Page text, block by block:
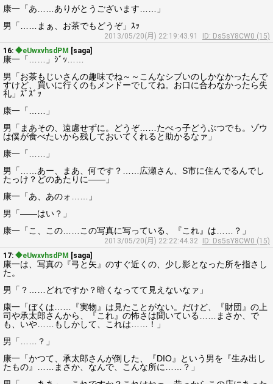
康一「あ……ありがとうございます……」
男「……まぁ、お茶でもどうぞ」ｽｯ
2013/05/20(月) 22:19:43.91
ID: Ds5sY8CW0 (15)
16: ◆eUwxvhsdPM [saga]
康一「……」ｼﾞｯ……
男「お茶もじいさんの趣味でね～～こんなシブいのしかなかったんで
すけど、買いに行くのもメンドーでしてね。お口に合わなかったら失
礼」ｽﾞｽﾞｯ
康一「……」
男「まあその、遠慮せずに。どうぞ……たべっ子どうぶつでも。ゾウ
は僕が食べたいから残しておいてくれると助かるなァ」
康一「……」
男「……あー、まあ、何です？……広瀬さん、S市に住んでるんでし
たっけ？どのあたりに――」
康一「あ、あのォ……」
男「――はい？」
康一「こ、この……この写真に写っている、『これ』は……？」
2013/05/20(月) 22:22:44.32
ID: Ds5sY8CW0 (15)
17: ◆eUwxvhsdPM [saga]
康一は、写真の『弓と矢』のすぐ近くの、少し影となった所を指さし
た。
男「？……どれですか？暗くなってて見えないなァ」
康一「ぼくは……『実物』は見たことがない。だけど、『財団』の上
司や承太郎さんから、『これ』の怖さは聞いている……まさか、で
も、いや……もしかして、これは……！」
男「……？」
康一「かつて、承太郎さんが倒した、『DIO』という男を『生み出し
たもの』……まさか、なんで、こんな所に……？」